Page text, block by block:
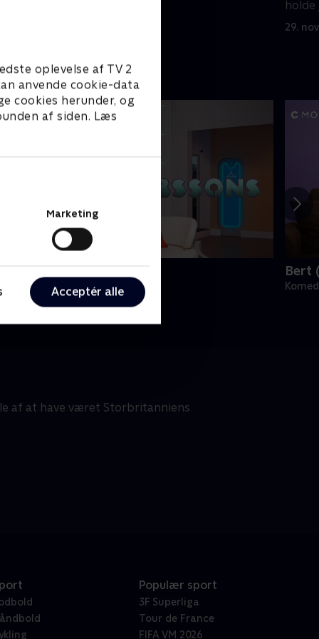
oplevelse af TV 2
anvende cookie-data
cookies herunder, og
af siden. Læs
Marketing
Acceptér alle
29.
(dansk tale)
• 1 sæsoner
Bert
af at have været Storbritanniens
Populær sport
3F Superliga
Tour de France
FIFA VM 2026